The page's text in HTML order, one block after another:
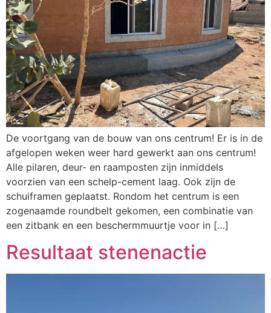
De voortgang van de bouw van ons centrum! Er is in de
afgelopen weken weer hard gewerkt aan ons centrum!
Alle pilaren, deur- en raamposten zijn inmiddels
voorzien van een schelp-cement laag. Ook zijn de
schuiframen geplaatst. Rondom het centrum is een
zogenaamde roundbelt gekomen, een combinatie van
een zitbank en een beschermmuurtje voor in […]
Resultaat stenenactie